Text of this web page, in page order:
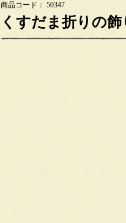
商品コード： 50347
くすだま折りの